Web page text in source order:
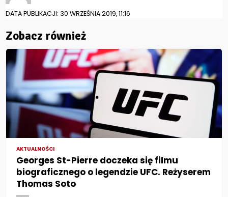
DATA PUBLIKACJI: 30 WRZEŚNIA 2019, 11:16
Zobacz również
AKTUALNOŚCI
Georges St-Pierre doczeka się filmu
biograficznego o legendzie UFC. Reżyserem
Thomas Soto